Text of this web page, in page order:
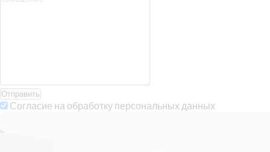
Отправить
Согласие на обработку персональных данных